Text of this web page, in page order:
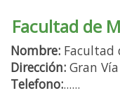
Facultad de
Nombre: Facultad
Dirección: Gran
Telefono:......